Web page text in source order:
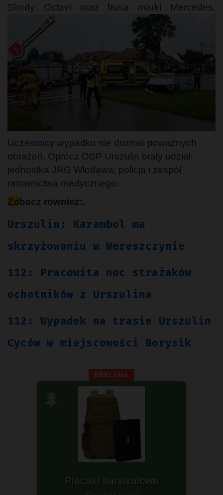
Skody Octavi oraz busa marki Mercedes.
Uczestnicy wypadku nie doznali poważnych
obrażeń. Oprócz OSP Urszulin brały udział:
jednostka JRG Włodawa, policja i zespół
ratownictwa medycznego.
Zobacz również:.
Urszulin: Karambol ma
skrzyżowaniu w Wereszczynie
112: Pracowita noc strażaków
ochotników z Urszulina
112: Wypadek na trasie Urszulin
Cyców w miejscowości Borysik
REKLAMA
Plecaki survivalowe